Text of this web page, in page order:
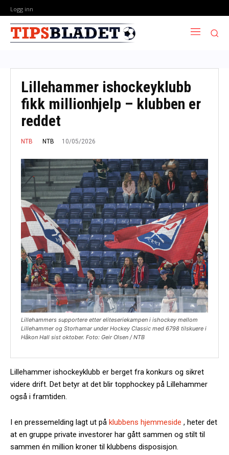
Logg inn
Lillehammer ishockeyklubb
fikk millionhjelp – klubben er
reddet
NTB NTB 10/05/2026
Lillehammers supportere etter eliteseriekampen i ishockey mellom
Lillehammer og Storhamar under Hockey Classic med 6798 tilskuere i
Håkon Hall sist oktober. Foto: Geir Olsen / NTB
Lillehammer ishockeyklubb er berget fra konkurs og sikret
videre drift. Det betyr at det blir topphockey på Lillehammer
også i framtiden.
I en pressemelding lagt ut på klubbens hjemmeside , heter det
at en gruppe private investorer har gått sammen og stilt til
sammen én million kroner til klubbens disposisjon.